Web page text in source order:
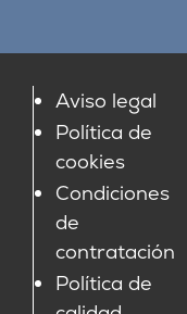
Aviso legal
Política de
cookies
Condiciones
de
contratación
Política de